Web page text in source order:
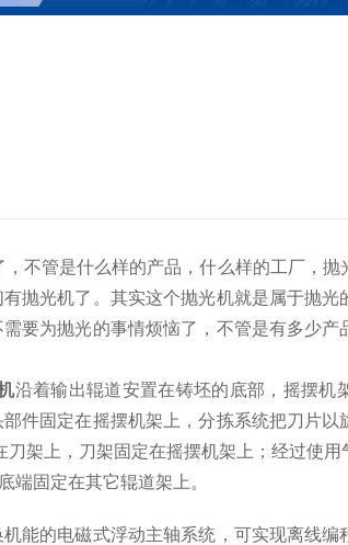
不管是什么样的产品，什么样的工厂，
抛光机了。其实这个抛光机就是属于抛
要为抛光的事情烦恼了，不管是有多少产
沿着输出辊道安置在铸坯的底部，摇摆机
件固定在摇摆机架上，分拣系统把刀片
架上，刀架固定在摇摆机架上；经过使
端固定在其它辊道架上。
的电磁式浮动主轴系统，可实现离线编